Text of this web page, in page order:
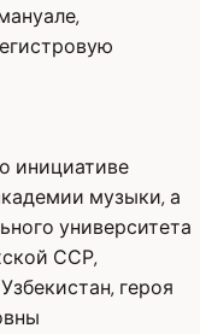
инициативе
музыки, а
университета
ССР,
героя